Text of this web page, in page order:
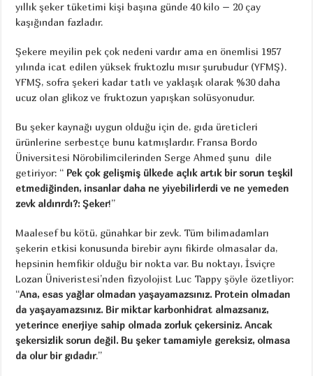
yıllık şeker tüketimi kişi başına günde 40 kilo – 20 çay
kaşığından fazladır.
Şekere meyilin pek çok nedeni vardır ama en önemlisi 1957
yılında icat edilen yüksek fruktozlu mısır şurubudur (YFMŞ).
YFMŞ, sofra şekeri kadar tatlı ve yaklaşık olarak %30 daha
ucuz olan glikoz ve fruktozun yapışkan solüsyonudur.
Bu şeker kaynağı uygun olduğu için de, gıda üreticleri
ürünlerine serbestçe bunu katmışlardır. Fransa Bordo
Üniversitesi Nörobilimcilerinden Serge Ahmed şunu dile
getiriyor: “ Pek çok gelişmiş ülkede açlık artık bir sorun teşkil
etmediğinden, insanlar daha ne yiyebilirlerdi ve ne yemeden
zevk aldırırdı?: Şeker!”
Maalesef bu kötü, günahkar bir zevk. Tüm bilimadamları
şekerin etkisi konusunda birebir aynı fikirde olmasalar da,
hepsinin hemfikir olduğu bir nokta var. Bu noktayı, İsviçre
Lozan Üniveristesi’nden fizyolojist Luc Tappy şöyle özetliyor:
“Ana, esas yağlar olmadan yaşayamazsınız. Protein olmadan
da yaşayamazsınız. Bir miktar karbonhidrat almazsanız,
yeterince enerjiye sahip olmada zorluk çekersiniz. Ancak
şekersizlik sorun değil. Bu şeker tamamiyle gereksiz, olmasa
da olur bir gıdadır.”